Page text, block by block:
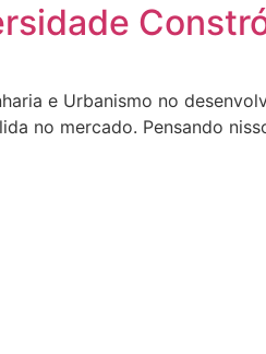
e Urbanismo no
no mercado. Pensando